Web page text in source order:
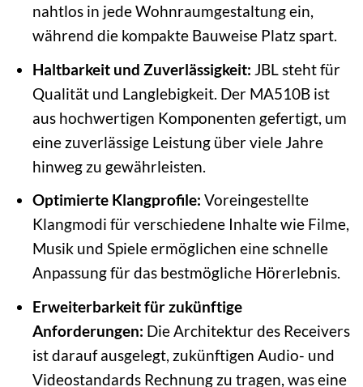
nahtlos in jede Wohnraumgestaltung ein,
während die kompakte Bauweise Platz spart.
Haltbarkeit und Zuverlässigkeit: JBL steht für
Qualität und Langlebigkeit. Der MA510B ist
aus hochwertigen Komponenten gefertigt, um
eine zuverlässige Leistung über viele Jahre
hinweg zu gewährleisten.
Optimierte Klangprofile: Voreingestellte
Klangmodi für verschiedene Inhalte wie Filme,
Musik und Spiele ermöglichen eine schnelle
Anpassung für das bestmögliche Hörerlebnis.
Erweiterbarkeit für zukünftige
Anforderungen: Die Architektur des Receivers
ist darauf ausgelegt, zukünftigen Audio- und
Videostandards Rechnung zu tragen, was eine